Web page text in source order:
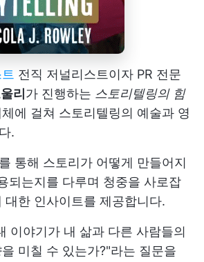
전직 저널리스트이자 PR 전문
리 가 진행하는 스토리텔링의 힘
에 걸쳐 스토리텔링의 예술과 영
.
통해 스토리가 어떻게 만들어지
되는지를 다루며 청중을 사로잡
대한 인사이트를 제공합니다.
이야기가 내 삶과 다른 사람들의
미칠 수 있는가?"라는 질문을